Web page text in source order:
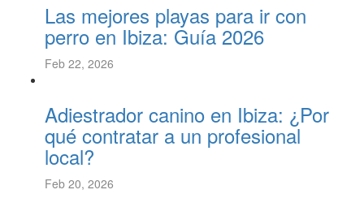
Las mejores playas para ir con
perro en Ibiza: Guía 2026
Feb 22, 2026
Adiestrador canino en Ibiza: ¿Por
qué contratar a un profesional
local?
Feb 20, 2026